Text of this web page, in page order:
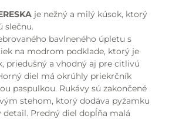
je nežný a milý kúsok, ktorý
slečnu.
bavlneného úpletu s
na modrom podklade, ktorý je
priedušný a vhodný aj pre citlivú
diel má okrúhly priekrčník
paspulkou. Rukávy sú zakončené
stehom, ktorý dodáva pyžamku
detail. Predný diel dopĺňa malá